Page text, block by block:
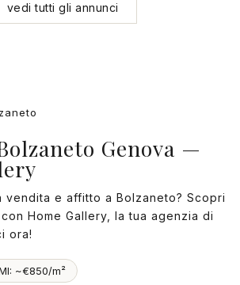
vedi tutti gli annunci
Genova —
vendita e affitto a Bolzaneto? Scopri
Home Gallery, la tua agenzia di
ora!
~€850/m²